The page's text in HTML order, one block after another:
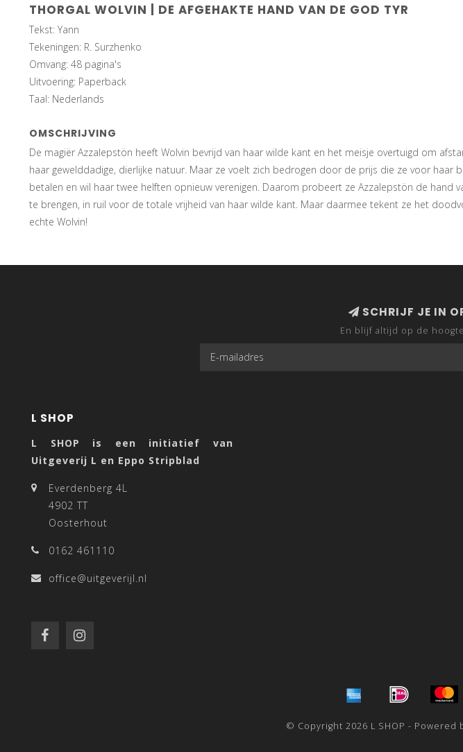
THORGAL WOLVIN | DE AFGEHAKTE HAND VAN DE GOD TYR
Tekst: Yann
Tekeningen: R. Surzhenko
Omvang: 48 pagina's
Uitvoering: Paperback
Taal: Nederlands
OMSCHRIJVING
De magiër Azzalepstön heeft Wolvin bevrijd van haar wilde kant en het meisje overtuigd om
haar gewelddadige, dierlijke natuur. Maar ze voelt zich bedrogen door de prijs die ze voor haar
betalen en wil haar twee helften opnieuw verenigen. Daarom probeert ze Azzalepstön de hand
te brengen, in ruil voor de totale vrijheid van haar wilde kant. Maar daarmee tekent ze het
echte Wolvin!
SCHRIJF JE IN
En blijf altijd op de
L SHOP
L SHOP is een initiatief van
Uitgeverij L en Eppo Stripblad
Everdenberg 4L
4902 TT
Oosterhout
0162 461110
office@uitgeverijl.nl
© Copyright 2026 L SHOP - Powered